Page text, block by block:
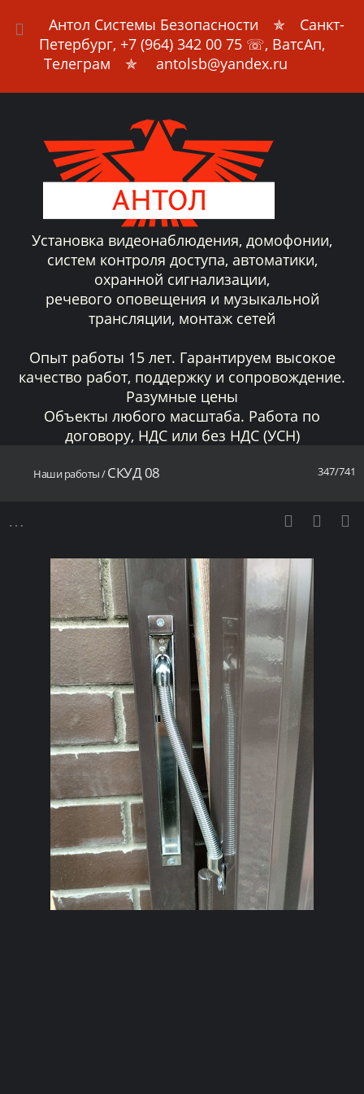
Антол Системы Безопасности ✯ Санкт-
Петербург, +7 (964) 342 00 75 ☏, ВатсАп,
Телеграм ✯ antolsb@yandex.ru
Установка видеонаблюдения, домофонии,
систем контроля доступа, автоматики,
охранной сигнализации,
речевого оповещения и музыкальной
трансляции, монтаж сетей
Опыт работы 15 лет. Гарантируем высокое
качество работ, поддержку и сопровождение.
Разумные цены
Объекты любого масштаба. Работа по
договору, НДС или без НДС (УСН)
347/741
Наши работы/СКУД 08